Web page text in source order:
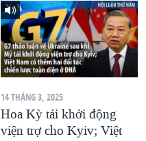
14 THÁNG 3, 2025
Hoa Kỳ tái khởi động
viện trợ cho Kyiv; Việt